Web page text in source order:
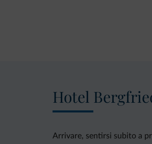
Hotel
Arrivare, sentirsi subito a